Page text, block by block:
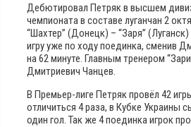
Дебютировал Петряк в высшем
чемпионата в составе луганчан 2
“Шахтер” (Донецк) – “Заря”
игру уже по ходу поединка, сменив
на 62 минуте. Главным тренером
Дмитриевич Чанцев.
В Премьер-лиге Петряк провёл 42
отличиться 4 раза, в Кубке Украины
один гол. Так же 4 поединка игрок